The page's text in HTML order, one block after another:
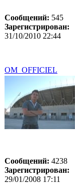
Сообщений: 545
Зарегистрирован:
31/10/2010 22:44
OM_OFFICIEL
Сообщений: 4238
Зарегистрирован:
29/01/2008 17:11